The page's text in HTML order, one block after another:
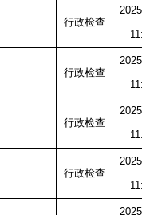
行政检查
行政检查
行政检查
行政检查